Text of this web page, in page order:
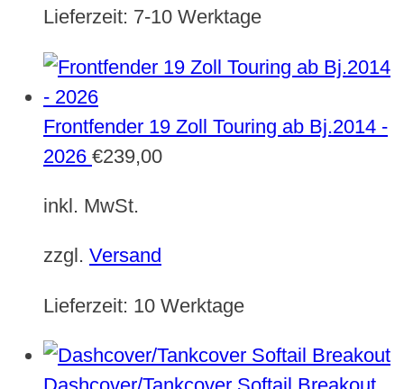
Lieferzeit: 7-10 Werktage
Frontfender 19 Zoll Touring ab Bj.2014 -
2026 €239,00
inkl. MwSt.
zzgl. Versand
Lieferzeit: 10 Werktage